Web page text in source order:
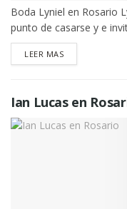
Boda Lyniel en Rosario
punto de casarse y e
LEER MASDETAILS
Ian Lucas en